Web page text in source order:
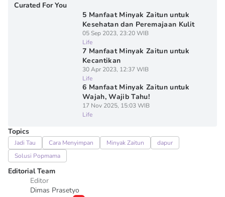
Curated For You
5 Manfaat Minyak Zaitun untuk
Kesehatan dan Peremajaan Kulit
05 Sep 2023, 23:20 WIB
Life
7 Manfaat Minyak Zaitun untuk
Kecantikan
30 Apr 2023, 12:37 WIB
Life
6 Manfaat Minyak Zaitun untuk
Wajah, Wajib Tahu!
17 Nov 2025, 15:03 WIB
Life
Topics
Jadi Tau Cara Menyimpan Minyak Zaitun
dapur
Solusi Popmama
Editorial Team
Editor
Dimas Prasetyo